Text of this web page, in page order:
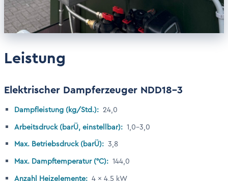
Leistung
Elektrischer Dampferzeuger NDD18-3
Dampfleistung (kg/Std.): 24,0
Arbeitsdruck (barÜ, einstellbar): 1,0–3,0
Max. Betriebsdruck (barÜ): 3,8
Max. Dampftemperatur (°C): 144,0
Anzahl Heizelemente: 4 × 4,5 kW